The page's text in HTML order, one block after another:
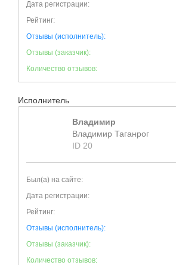
Дата регистрации:
Рейтинг:
Отзывы (исполнитель):
Отзывы (заказчик):
Количество отзывов:
Исполнитель
Владимир
Владимир Таганрог
ID 20
Был(а) на сайте:
Дата регистрации:
Рейтинг:
Отзывы (исполнитель):
Отзывы (заказчик):
Количество отзывов: